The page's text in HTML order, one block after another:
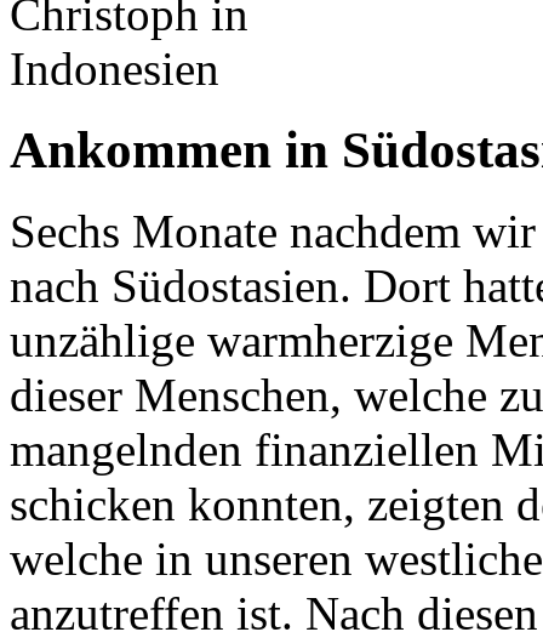
Ankommen in
Sechs Monate nachdem
nach Südostasien. Dort
unzählige warmherzige
dieser Menschen, welche
mangelnden finanziellen
schicken konnten, zeigten
welche in unseren
anzutreffen ist. Nach